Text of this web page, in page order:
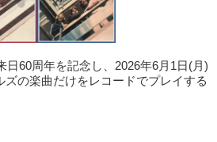
60周年を記念し、2026年6月1日(月)
の楽曲だけをレコードでプレイする